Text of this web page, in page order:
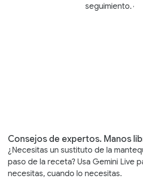
seguimiento. ,
Consejos de expertos. Manos
¿Necesitas un sustituto de la
paso de la receta? Usa Gemini Live
necesitas, cuando lo necesitas.